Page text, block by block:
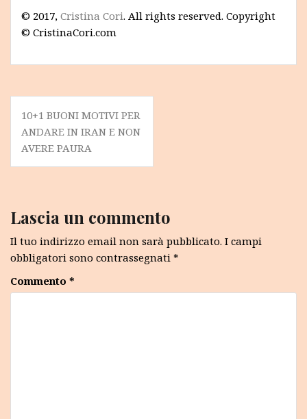
© 2017, Cristina Cori. All rights reserved. Copyright
© CristinaCori.com
Navigazione
articoli
10+1 BUONI MOTIVI PER
ANDARE IN IRAN E NON
AVERE PAURA
Lascia un commento
Il tuo indirizzo email non sarà pubblicato. I campi
obbligatori sono contrassegnati *
Commento *